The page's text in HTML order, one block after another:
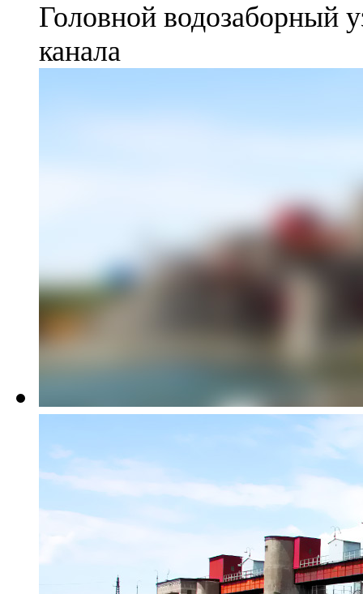
Головной водозаборный
канала